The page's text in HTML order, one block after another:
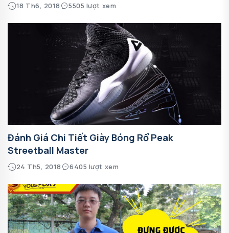
18 Th6, 2018 5505 lượt xem
Đánh Giá Chi Tiết Giày Bóng Rổ Peak
Streetball Master
24 Th5, 2018 6405 lượt xem